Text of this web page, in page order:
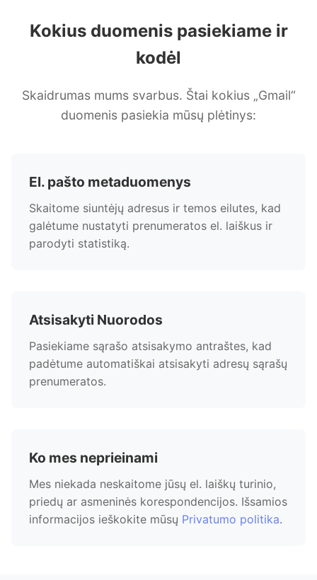
Kokius duomenis pasiekiame ir
kodėl
Skaidrumas mums svarbus. Štai kokius „Gmail“
duomenis pasiekia mūsų plėtinys:
El. pašto metaduomenys
Skaitome siuntėjų adresus ir temos eilutes, kad
galėtume nustatyti prenumeratos el. laiškus ir
parodyti statistiką.
Atsisakyti Nuorodos
Pasiekiame sąrašo atsisakymo antraštes, kad
padėtume automatiškai atsisakyti adresų sąrašų
prenumeratos.
Ko mes neprieinami
Mes niekada neskaitome jūsų el. laiškų turinio,
priedų ar asmeninės korespondencijos. Išsamios
informacijos ieškokite mūsų Privatumo politika.